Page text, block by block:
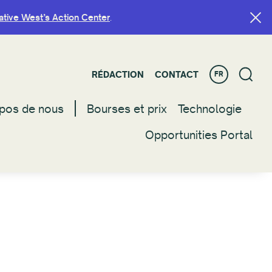
West’s Action Center.
RÉDACTION CONTACT FR
de nous Bourses et prix
Technologie
Opportunities Portal
West’s Action Center.
RÉDACTION CONTACT FR
de nous Bourses et prix
Technologie
Opportunities Portal